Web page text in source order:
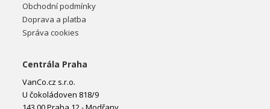
Obchodní podmínky
Doprava a platba
Správa cookies
Centrála Praha
VanCo.cz s.r.o.
U čokoládoven 818/9